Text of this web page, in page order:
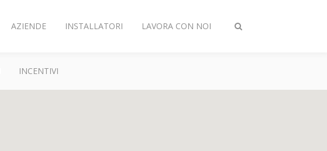
Attiva/disattiva
AZIENDE INSTALLATORI LAVORA CON NOI
INCENTIVI